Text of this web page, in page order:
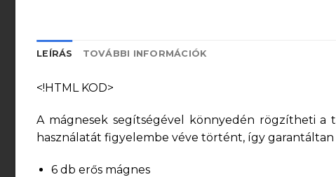
LEÍRÁS TOVÁBBI INFORMÁCIÓK
<!HTML KOD>
A mágnesek segítségével könnyedén rögzítheti
használatát figyelembe véve történt, így
6 db erős mágnes